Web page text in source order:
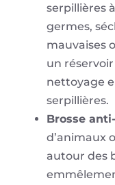
serpillières
germes,
mauvaises
un
nettoyage
serpillières.
Brosse
d’animaux
autour des